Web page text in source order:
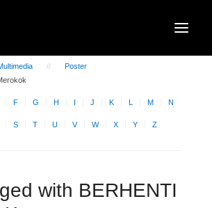
Poster
F G H I J K L M N
S T U V W X Y Z
with BERHENTI